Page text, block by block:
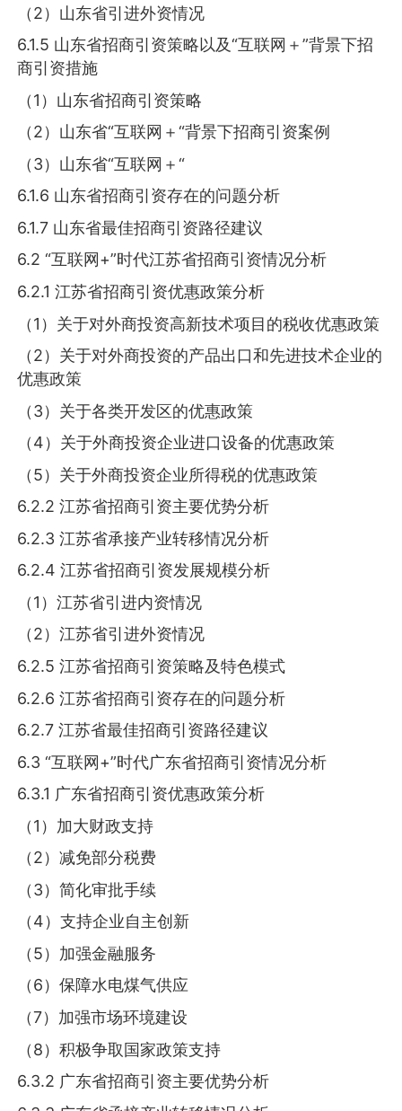
（2）山东省引进外资情况
6.1.5 山东省招商引资策略以及“互联网＋”背景下招
商引资措施
（1）山东省招商引资策略
（2）山东省“互联网＋“背景下招商引资案例
（3）山东省“互联网＋“
6.1.6 山东省招商引资存在的问题分析
6.1.7 山东省最佳招商引资路径建议
6.2 “互联网+”时代江苏省招商引资情况分析
6.2.1 江苏省招商引资优惠政策分析
（1）关于对外商投资高新技术项目的税收优惠政策
（2）关于对外商投资的产品出口和先进技术企业的
优惠政策
（3）关于各类开发区的优惠政策
（4）关于外商投资企业进口设备的优惠政策
（5）关于外商投资企业所得税的优惠政策
6.2.2 江苏省招商引资主要优势分析
6.2.3 江苏省承接产业转移情况分析
6.2.4 江苏省招商引资发展规模分析
（1）江苏省引进内资情况
（2）江苏省引进外资情况
6.2.5 江苏省招商引资策略及特色模式
6.2.6 江苏省招商引资存在的问题分析
6.2.7 江苏省最佳招商引资路径建议
6.3 “互联网+”时代广东省招商引资情况分析
6.3.1 广东省招商引资优惠政策分析
（1）加大财政支持
（2）减免部分税费
（3）简化审批手续
（4）支持企业自主创新
（5）加强金融服务
（6）保障水电煤气供应
（7）加强市场环境建设
（8）积极争取国家政策支持
6.3.2 广东省招商引资主要优势分析